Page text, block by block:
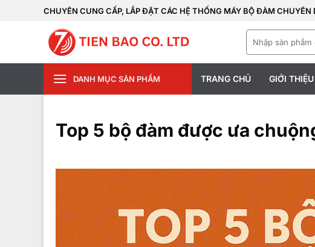
CHUYÊN CUNG CẤP, LẮP ĐẶT CÁC HỆ THỐNG MÁY BỘ ĐÀM
kiếm:
DANH MỤC SẢN PHẨM TRANG CHỦ GIỚI THIỆU
Top 5 bộ đàm được ưa